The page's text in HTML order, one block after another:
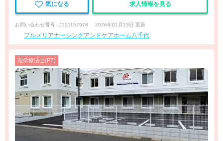
気になる 求人情報を見る
お問い合わせ番号 : J101157978 2026年01月13日 更新
プルメリアナーシングアンドケアホーム八千代
理学療法士(PT)